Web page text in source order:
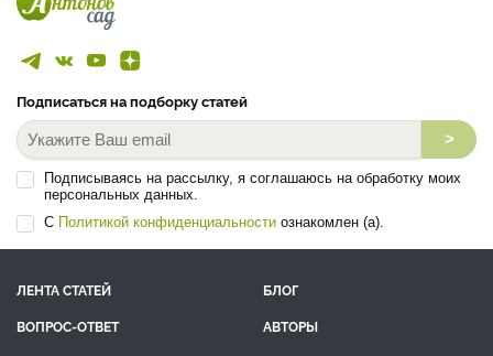
Подписаться на подборку статей
>
Подписываясь на рассылку, я соглашаюсь на обработку моих
персональных данных.
С Политикой конфиденциальности ознакомлен (а).
ЛЕНТА СТАТЕЙ
БЛОГ
ВОПРОС-ОТВЕТ
АВТОРЫ